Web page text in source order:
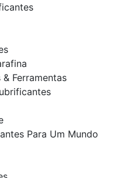
Ferramentas
Para Um Mundo